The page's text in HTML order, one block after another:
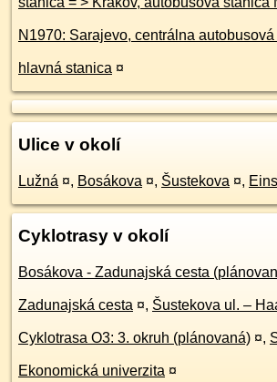
N1970: Sarajevo, centrálna autobusová
hlavná stanica ¤
Ulice v okolí
Lužná ¤, Bosákova ¤, Šustekova ¤,
Cyklotrasy v okolí
Bosákova - Zadunajská cesta
Zadunajská cesta ¤, Šustekova ul. –
Cyklotrasa O3: 3. okruh (plánovaná) ¤,
Ekonomická univerzita ¤